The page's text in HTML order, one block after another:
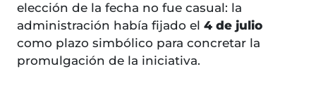
elección de la fecha no fue casual: la
administración había fijado el 4 de julio
como plazo simbólico para concretar la
promulgación de la iniciativa.